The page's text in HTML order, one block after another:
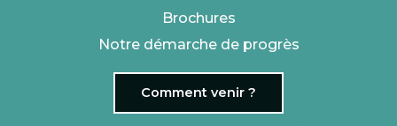
Brochures
Notre démarche de progrès
Comment venir ?